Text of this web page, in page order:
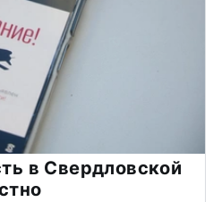
в Свердловской